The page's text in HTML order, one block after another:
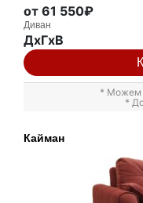
от 61 550₽
Диван
ДxГxВ
* Можем
*
Кайман